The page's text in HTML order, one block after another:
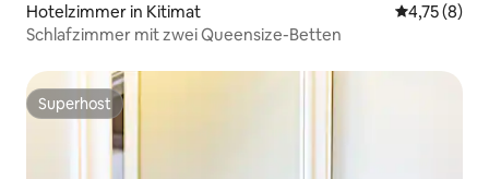
Hotelzimmer in Kitimat
4,75 (8)
Schlafzimmer mit zwei Queensize-Betten
Superhost
Superhost